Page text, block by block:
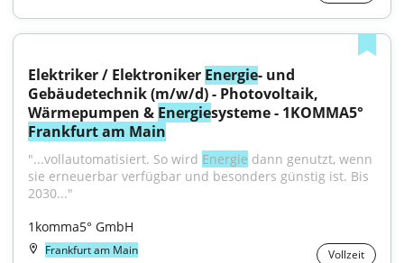
Elektriker / Elektroniker Energie- und
Gebäudetechnik (m/w/d) - Photovoltaik,
Wärmepumpen & Energie
Frankfurt am Main
"...vollautomatisiert. So wird Energie dann genutzt, wenn
sie erneuerbar verfügbar und besonders günstig ist. Bis
2030..."
1komma5° GmbH
Frankfurt am Main Vollzeit